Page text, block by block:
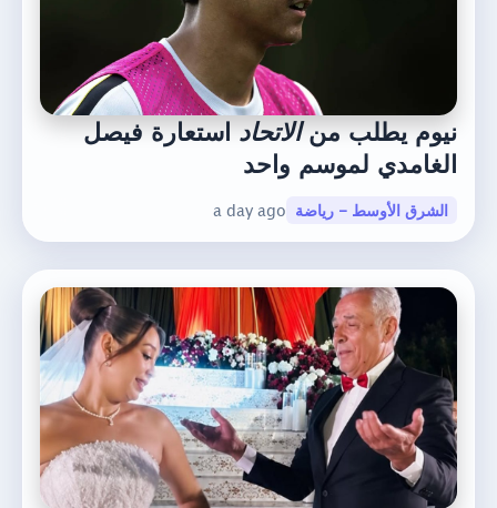
نيوم يطلب منالاتحاداستعارة فيصل
الغامدي لموسم واحد
الشرق الأوسط - رياضة a day ago